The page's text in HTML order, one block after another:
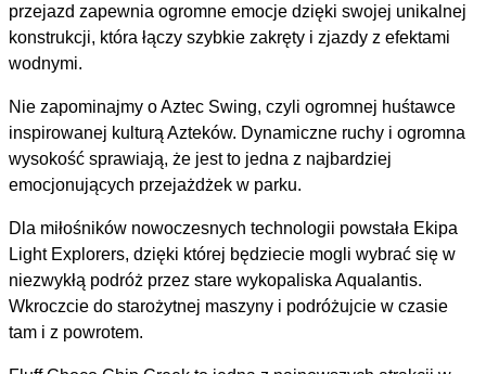
przejazd zapewnia ogromne emocje dzięki swojej unikalnej
konstrukcji, która łączy szybkie zakręty i zjazdy z efektami
wodnymi.
Nie zapominajmy o Aztec Swing, czyli ogromnej huśtawce
inspirowanej kulturą Azteków. Dynamiczne ruchy i ogromna
wysokość sprawiają, że jest to jedna z najbardziej
emocjonujących przejażdżek w parku.
Dla miłośników nowoczesnych technologii powstała Ekipa
Light Explorers, dzięki której będziecie mogli wybrać się w
niezwykłą podróż przez stare wykopaliska Aqualantis.
Wkroczcie do starożytnej maszyny i podróżujcie w czasie
tam i z powrotem.